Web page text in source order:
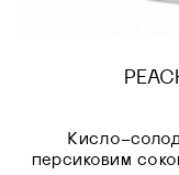
Кисло-
персиковим